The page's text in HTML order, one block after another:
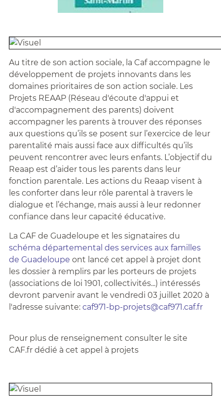
Au titre de son action sociale, la Caf accompagne le
développement de projets innovants dans les
domaines prioritaires de son action sociale. Les
Projets REAAP (Réseau d'écoute d'appui et
d'accompagnement des parents) doivent
accompagner les parents à trouver des réponses
aux questions qu’ils se posent sur l’exercice de leur
parentalité mais aussi face aux difficultés qu’ils
peuvent rencontrer avec leurs enfants. L’objectif du
Reaap est d’aider tous les parents dans leur
fonction parentale. Les actions du Reaap visent à
les conforter dans leur rôle parental à travers le
dialogue et l’échange, mais aussi à leur redonner
confiance dans leur capacité éducative.
La CAF de Guadeloupe et les signataires du
schéma départemental des services aux familles
de Guadeloupe ont lancé cet appel à projet dont
les dossier à remplirs par les porteurs de projets
(associations de loi 1901, collectivités...) intéressés
devront parvenir avant le vendredi 03 juillet 2020 à
l'adresse suivante: caf971-bp-projets@caf971.caf.fr
Pour plus de renseignement consulter le site
CAF.fr dédié à cet appel à projets